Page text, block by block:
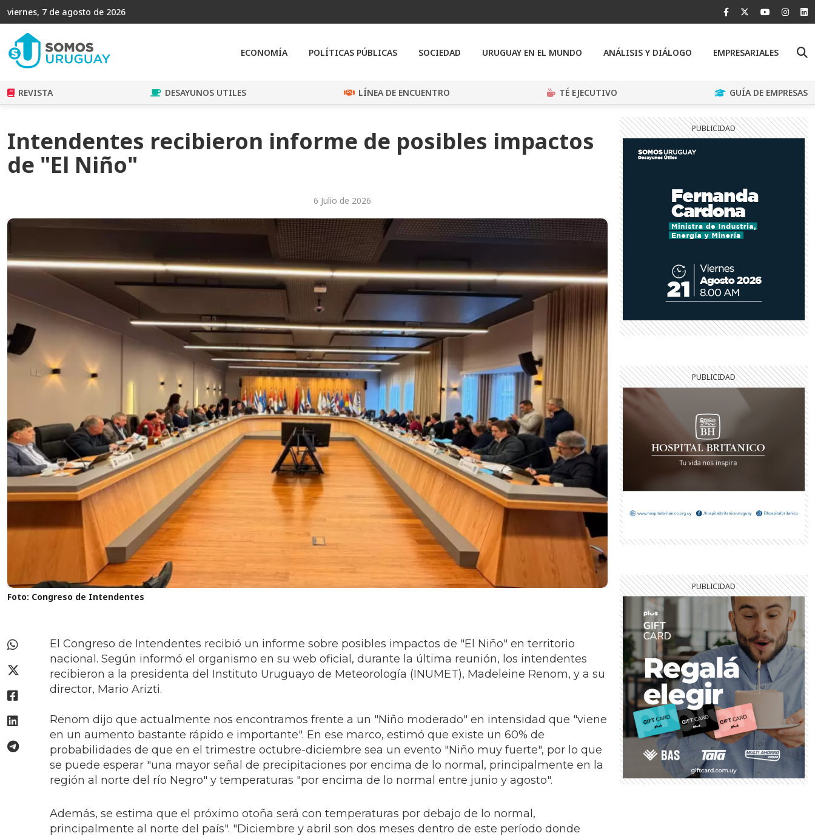
viernes, 7 de agosto de 2026
ECONOMÍA POLÍTICAS PÚBLICAS SOCIEDAD URUGUAY EN EL MUNDO ANÁLISIS Y DIÁLOGO EMPRESARIALES
REVISTA DESAYUNOS UTILES LÍNEA DE ENCUENTRO TÉ EJECUTIVO GUÍA DE EMPRESAS
Intendentes recibieron informe de posibles impactos
de "El Niño"
6 Julio de 2026
Foto: Congreso de Intendentes
El Congreso de Intendentes recibió un informe sobre posibles impactos de "El Niño" en territorio
nacional. Según informó el organismo en su web oficial, durante la última reunión, los intendentes
recibieron a la presidenta del Instituto Uruguayo de Meteorología (INUMET), Madeleine Renom, y a su
director, Mario Arizti.
Renom dijo que actualmente nos encontramos frente a un "Niño moderado" en intensidad que "viene
en un aumento bastante rápido e importante". En ese marco, estimó que existe un 60% de
probabilidades de que en el trimestre octubre-diciembre sea un evento "Niño muy fuerte", por lo que
se puede esperar "una mayor señal de precipitaciones por encima de lo normal, principalmente en la
región al norte del río Negro" y temperaturas "por encima de lo normal entre junio y agosto".
Además, se estima que el próximo otoña será con temperaturas por debajo de lo normal,
principalmente al norte del país". "Diciembre y abril son dos meses dentro de este período donde